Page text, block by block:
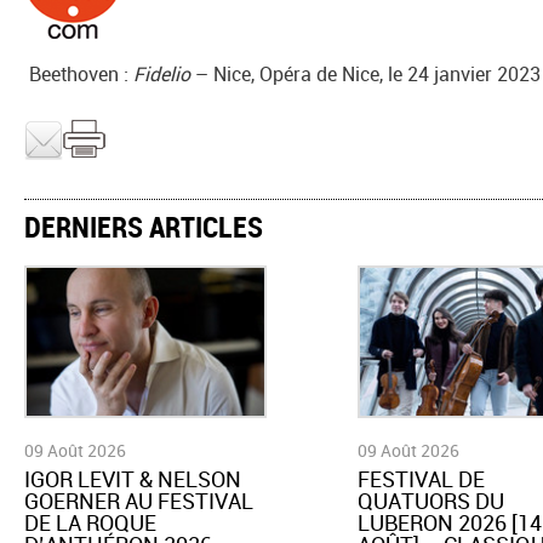
Beethoven : Fidelio– Nice, Opéra de Nice, le 24 janvier
DERNIERS ARTICLES
09 Août 2026
​IGOR LEVIT & NELSON
GOERNER AU FESTIVAL
DE LA ROQUE
09 Août 2026
​FESTIVAL DE
QUATUORS DU
LUBERON 2026